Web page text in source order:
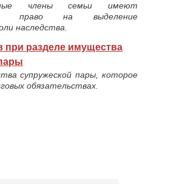
члены семьи имеют
право на выделение
наследства.
при разделе имущества
супружеской пары, которое
обязательствах.